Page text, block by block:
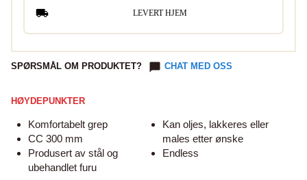
LEVERT HJEM
SPØRSMÅL OM PRODUKTET? CHAT MED OSS
HØYDEPUNKTER
Komfortabelt grep
CC 300 mm
Produsert av stål og
ubehandlet furu
Kan oljes, lakkeres eller
males etter ønske
Endless